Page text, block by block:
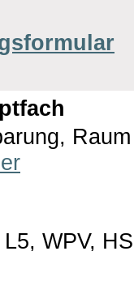
WPV, HS